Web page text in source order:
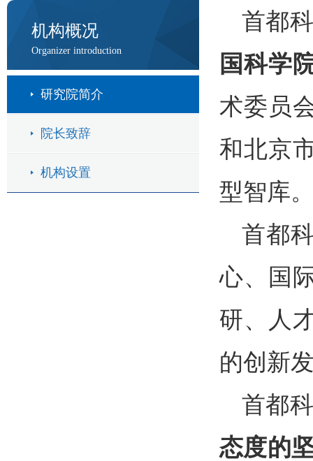
机构概况
Organizer introduction
研究院简介
院长致辞
机构设置
首都
国科学
术委员
和北京
型智库
首都
心、国
研、人
的创新
首都
态度的